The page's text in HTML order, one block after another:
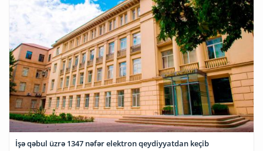
İşə qəbul üzrə 1347 nəfər elektron qeydiyyatdan keçib